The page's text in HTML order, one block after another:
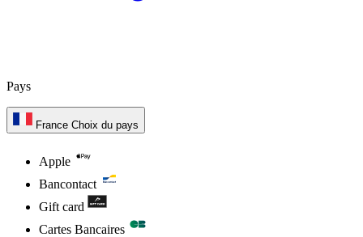
Pays
France Choix du pays
Apple
Bancontact
Gift card
Cartes Bancaires